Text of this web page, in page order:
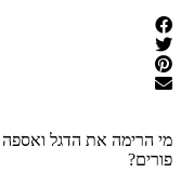
מי הרימה את הדגל ואספה
פורים?